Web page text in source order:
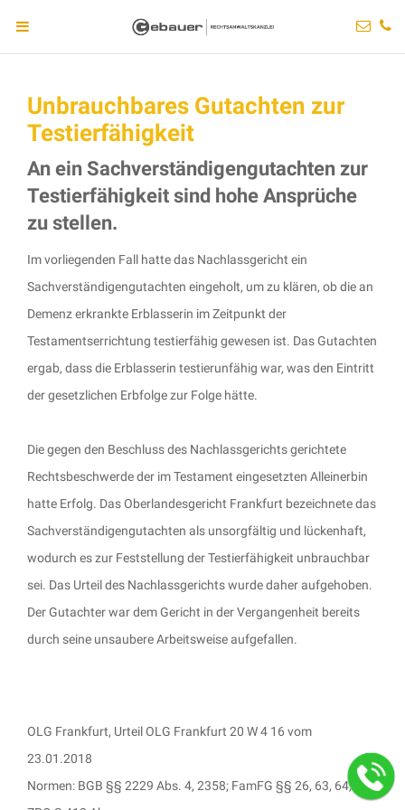
Unbrauchbares Gutachten zur
Testierfähigkeit
An ein Sachverständigengutachten zur
Testierfähigkeit sind hohe Ansprüche
zu stellen.
Im vorliegenden Fall hatte das Nachlassgericht ein
Sachverständigengutachten eingeholt, um zu klären, ob die an
Demenz erkrankte Erblasserin im Zeitpunkt der
Testamentserrichtung testierfähig gewesen ist. Das Gutachten
ergab, dass die Erblasserin testierunfähig war, was den Eintritt
der gesetzlichen Erbfolge zur Folge hätte.
Die gegen den Beschluss des Nachlassgerichts gerichtete
Rechtsbeschwerde der im Testament eingesetzten Alleinerbin
hatte Erfolg. Das Oberlandesgericht Frankfurt bezeichnete das
Sachverständigengutachten als unsorgfältig und lückenhaft,
wodurch es zur Feststellung der Testierfähigkeit unbrauchbar
sei. Das Urteil des Nachlassgerichts wurde daher aufgehoben.
Der Gutachter war dem Gericht in der Vergangenheit bereits
durch seine unsaubere Arbeitsweise aufgefallen.
OLG Frankfurt, Urteil OLG Frankfurt 20 W 4 16 vom
23.01.2018
Normen: BGB §§ 2229 Abs. 4, 2358; FamFG §§ 26, 63, 64, 70;